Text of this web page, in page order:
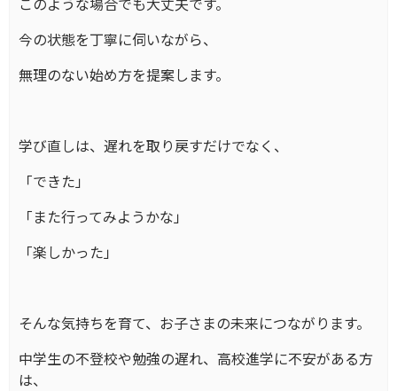
今の状態を丁寧に伺いながら、
無理のない始め方を提案します。
学び直しは、遅れを取り戻すだけでなく、
「できた」
「また行ってみようかな」
「楽しかった」
そんな気持ちを育て、お子さまの未来につながります。
中学生の不登校や勉強の遅れ、高校進学に不安がある方
は、